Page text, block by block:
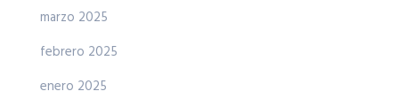
marzo 2025
febrero 2025
enero 2025